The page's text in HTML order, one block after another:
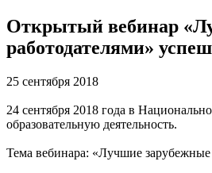
Открытый вебинар
работодателями»
25 сентября 2018
24 сентября 2018 года в
образовательную деятельность.
Тема вебинара: «Лучшие